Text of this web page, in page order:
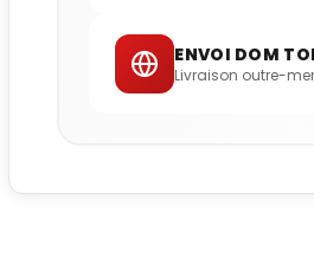
ENVOI DOM
Livraison outre-